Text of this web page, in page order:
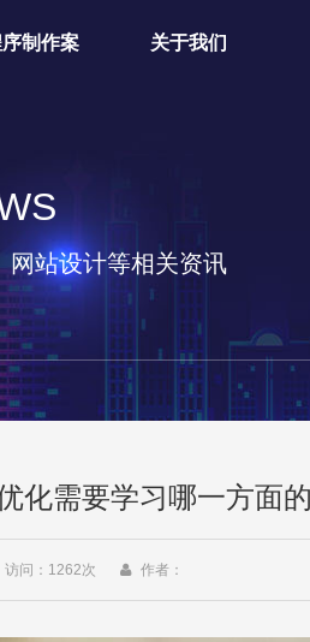
制作案
关于我们
网站设计等相关资讯
化需要学习哪一方面
访问： 1262次 作者：